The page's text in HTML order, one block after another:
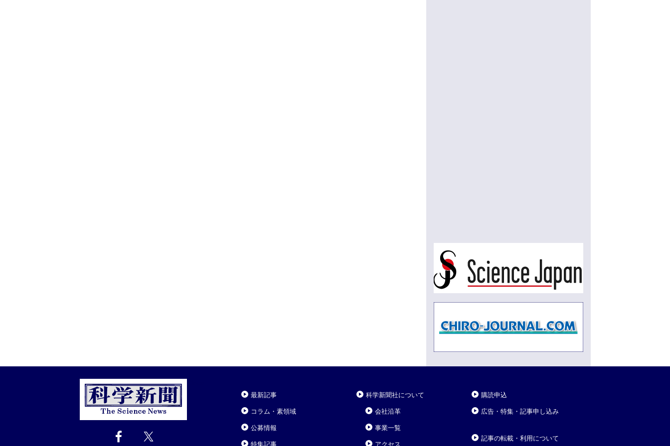
最新記事
コラム・素領域
公募情報
特集記事
科学新聞社について
会社沿革
事業一覧
アクセス
購読申込
広告・特集・記事申し込み
記事の転載・利用について